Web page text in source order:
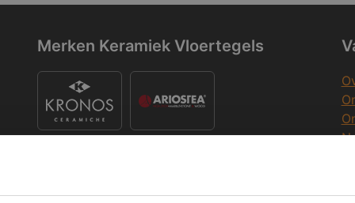
Merken Keramiek Vloertegels